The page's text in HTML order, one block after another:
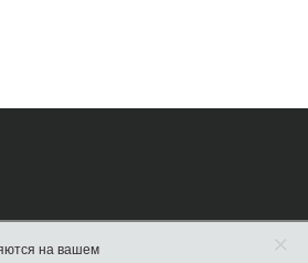
на вашем ×